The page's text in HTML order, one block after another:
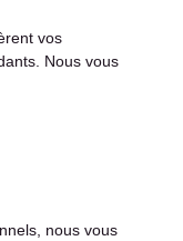
vos
Nous vous
nous vous